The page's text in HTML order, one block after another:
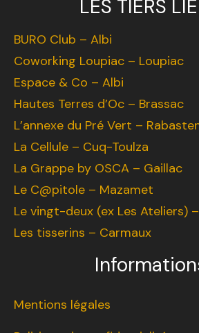
LES TIERS
BURO Club – Albi
Coworking Loupiac – Loupiac
Espace & Co – Albi
Hautes Terres d’Oc – Brassac
L’annexe du Pré Vert –
La Cellule – Cuq-Toulza
La Grappe by OSCA – Gaillac
Le C@pitole – Mazamet
Le vingt-deux (ex Les Ateliers)
Les tisserins – Carmaux
Mentions légales